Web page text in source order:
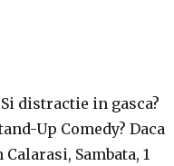
distractie in gasca?
Up Comedy? Daca
Sambata, 1